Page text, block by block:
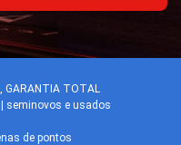
GARANTIA TOTAL
seminovos e usados
de pontos